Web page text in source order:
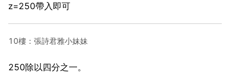
z=250帶入即可
10樓：張詩君雅小妹妹
250除以四分之一。